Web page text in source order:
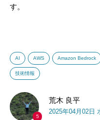
す。
AI AWS Amazon Bedrock
技術情報
5
荒木 良平
2025年04月02日